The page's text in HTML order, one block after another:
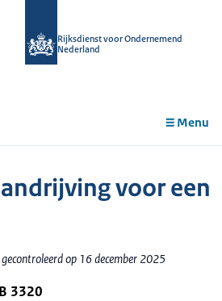
Rijksdienst voor Ondernemend
Nederland
Menu
voor een
op 16 december 2025
3320